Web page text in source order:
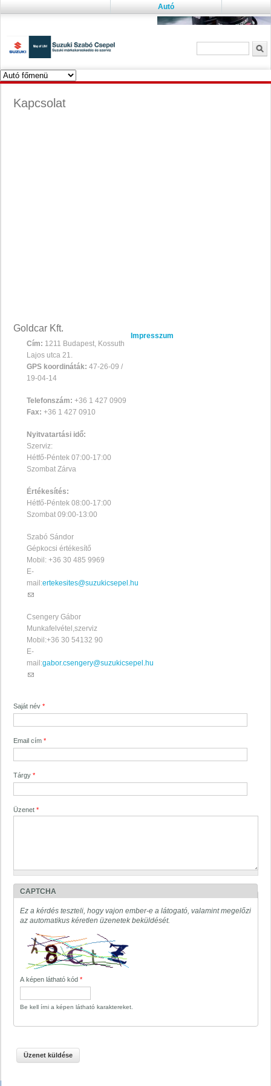
Autó
Keresés űrlap
Kapcsolat
Goldcar Kft.
Cím: 1211 Budapest, Kossuth
Lajos utca 21.
GPS koordináták: 47-26-09 /
19-04-14
Telefonszám: +36 1 427 0909
Fax: +36 1 427 0910
Nyitvatartási idő:
Szerviz:
Hétfő-Péntek 07:00-17:00
Szombat Zárva
Értékesítés:
Hétfő-Péntek 08:00-17:00
Szombat 09:00-13:00
Szabó Sándor
Gépkocsi értékesítő
Mobil: +36 30 485 9969
E-
mail:ertekesites@suzukicsepel.hu
(link sends e-mail)
Csengery Gábor
Munkafelvétel,szerviz
Mobil:+36 30 54132 90
E-
mail:gabor.csengery@suzukicsepel.hu
(link sends e-mail)
Impresszum
Saját név *
Email cím *
Tárgy *
Üzenet *
CAPTCHA
Ez a kérdés teszteli, hogy vajon ember-e a látogató, valamint megelőzi
az automatikus kéretlen üzenetek beküldését.
A képen látható kód *
Be kell írni a képen látható karaktereket.